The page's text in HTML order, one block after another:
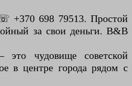
+370 698 79513. Простой
за свои деньги. B&B
чудовище советской
в центре города рядом с